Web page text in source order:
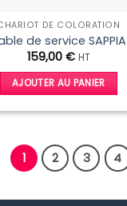
DE COLORATION
de service SAPPIA
159,00 € HT
AJOUTER AU PANIER
1 2 3 4